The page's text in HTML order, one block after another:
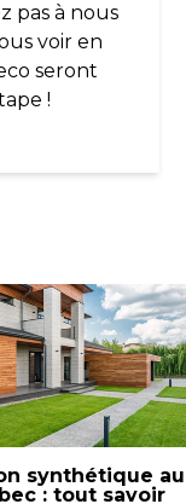
pas à nous
voir en
seront
!
synthétique au
: tout savoir